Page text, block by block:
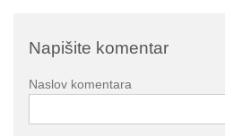
Napišite komentar
Naslov komentara